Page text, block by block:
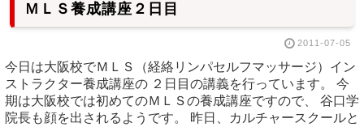
ＭＬＳ養成講座２日目
2011-07-05
今日は大阪校でＭＬＳ（経絡リンパセルフマッサージ）イン
ストラクター養成講座の ２日目の講義を行っています。 今
期は大阪校では初めてのＭＬＳの養成講座ですので、 谷口学
院長も顔を出されるようです。 昨日、カルチャースクールと